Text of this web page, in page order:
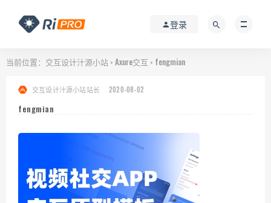
登录
当前位置： 交互设计汁源小站 > Axure交互 > fengmian
交互设计汁源小站站长 2020-08-02
fengmian